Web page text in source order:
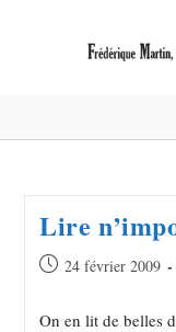
Lire
24 février 2009
On en lit de belles